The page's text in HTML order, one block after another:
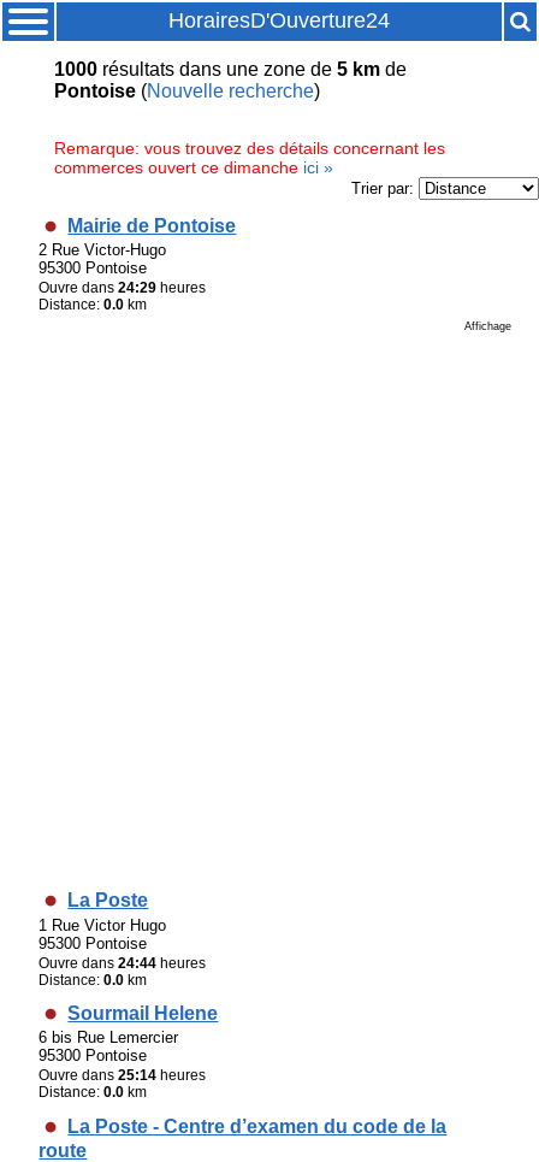
HorairesD'Ouverture24
1000résultatsdans une zone de 5 kmde
Pontoise(Nouvelle recherche)
Remarque: vous trouvez des détails concernant les
commerces ouvert ce dimanche ici »
Trier par:
Mairie de Pontoise
2 Rue Victor-Hugo
95300 Pontoise
Ouvre dans24:29 heures
Distance:0.0 km
Affichage
La Poste
1 Rue Victor Hugo
95300 Pontoise
Ouvre dans24:44 heures
Distance:0.0 km
Sourmail Helene
6 bis Rue Lemercier
95300 Pontoise
Ouvre dans25:14 heures
Distance:0.0 km
La Poste - Centre d’examen du code de la
route